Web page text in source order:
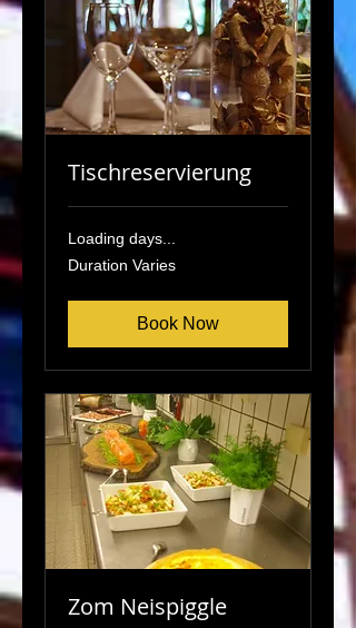
Tischreservierung
Loading days...
Duration Varies
Book Now
Zom Neispiggle